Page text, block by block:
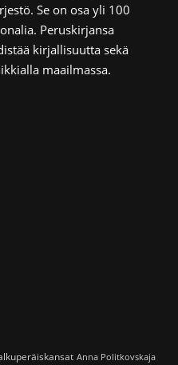
Se on osa yli 100
Peruskirjansa
kirjallisuutta sekä
maailmassa.
Anna Politkovskaja